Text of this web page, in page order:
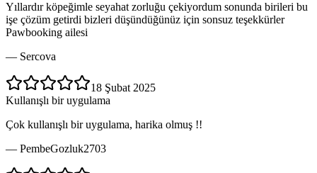
Yıllardır köpeğimle seyahat zorluğu çekiyordum sonunda birileri bu
işe çözüm getirdi bizleri düşündüğünüz için sonsuz teşekkürler
Pawbooking ailesi
— Sercova
18 Şubat 2025
Kullanışlı bir uygulama
Çok kullanışlı bir uygulama, harika olmuş !!
— PembeGozluk2703